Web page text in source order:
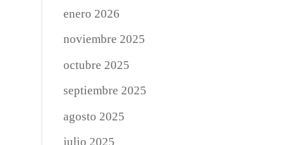
enero 2026
noviembre 2025
octubre 2025
septiembre 2025
agosto 2025
julio 2025